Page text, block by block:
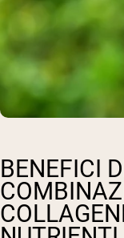
BENEFICI